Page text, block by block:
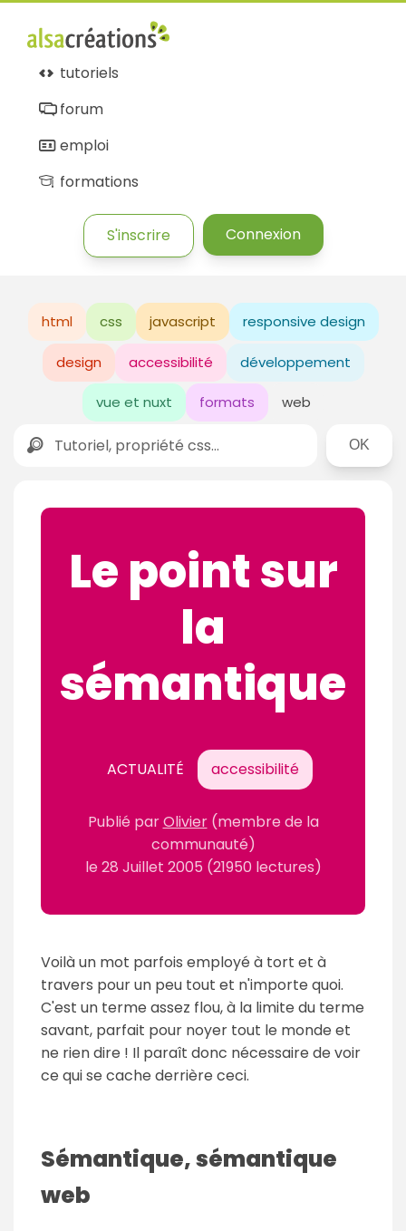
tutoriels
forum
emploi
formations
S'inscrire Connexion
html css javascript responsive design
design accessibilité développement
vue et nuxt formats web
Rechercher
Le point sur
la
sémantique
ACTUALITÉ accessibilité
Publié parOlivier (membre de la
communauté)
le28 Juillet 2005 (21950 lectures)
Voilà un mot parfois employé à tort et à
travers pour un peu tout et n'importe quoi.
C'est un terme assez flou, à la limite du terme
savant, parfait pour noyer tout le monde et
ne rien dire ! Il paraît donc nécessaire de voir
ce qui se cache derrière ceci.
Sémantique, sémantique
web